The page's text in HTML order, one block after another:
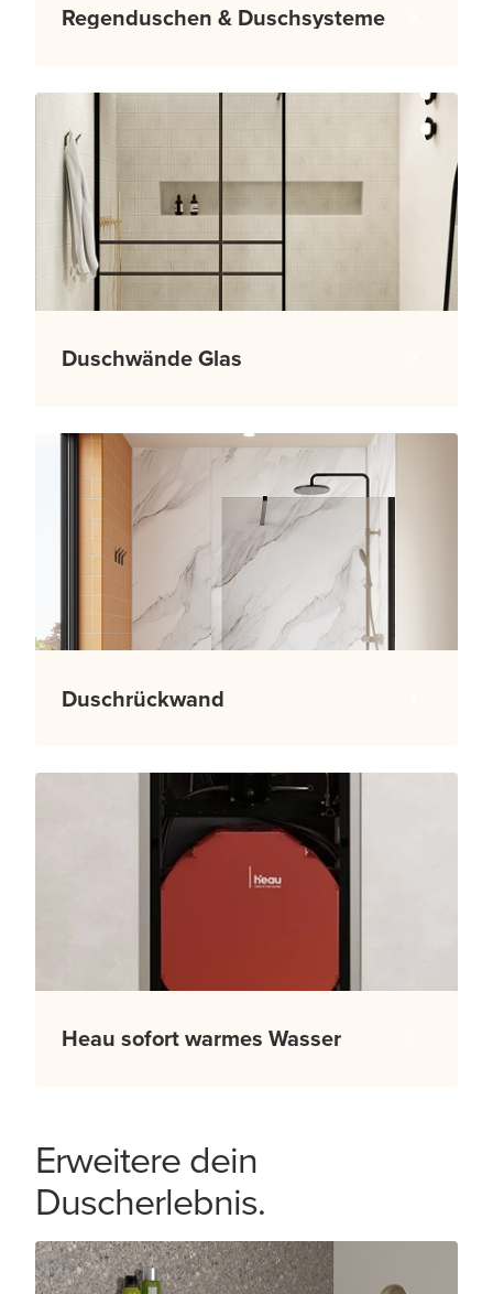
Regenduschen & Duschsysteme
Duschwände Glas
Duschrückwand
Heau sofort warmes Wasser
Erweitere dein
Duscherlebnis.